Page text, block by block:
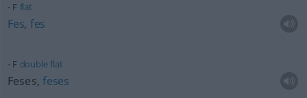
F flat
Fes, fes
F doubleflat
Feses, feses